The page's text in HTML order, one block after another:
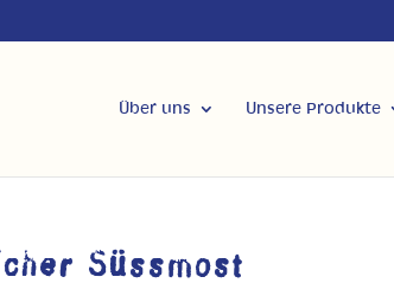
Über uns Unsere Produkte
Süssmost